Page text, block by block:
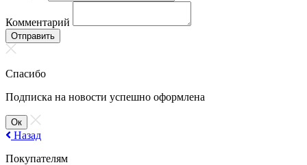
Комментарий
Отправить
Спасибо
Подписка на новости успешно оформлена
Ок
Назад
Покупателям